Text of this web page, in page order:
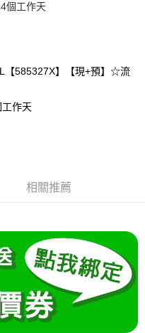
立後會自動跳轉到大哥付的交易
遇審核未通過，訂單將自動取
達大哥付你分期系統評分，恕無
期」於每月結算日後寄送繳費提
條碼／台灣大直營門市／銀行轉
費。
儲值。
結帳。
，將跳轉至「AFTEE先享後付」
可完成結帳。
訊。
，可於會員專區綁定中華電信
折抵消費金額 (1點等於1元)。
個工作天
【585327X】【現+預】☆流
作天
相關推薦